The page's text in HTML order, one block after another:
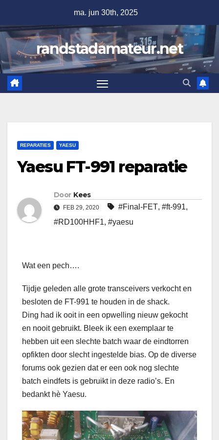
de
inhoud
ma. jun 30th, 2025
randstadamateur.net
REPARATIES YAESU
Yaesu FT-991 reparatie
Door Kees
FEB 29, 2020 #Final-FET, #ft-991,
#RD100HHF1, #yaesu
Wat een pech….
Tijdje geleden alle grote transceivers verkocht en
besloten de FT-991 te houden in de shack.
Ding had ik ooit in een opwelling nieuw gekocht
en nooit gebruikt. Bleek ik een exemplaar te
hebben uit een slechte batch waar de eindtorren
opfikten door slecht ingestelde bias. Op de diverse
forums ook gezien dat er een ook nog slechte
batch eindfets is gebruikt in deze radio’s. En
bedankt hè Yaesu.